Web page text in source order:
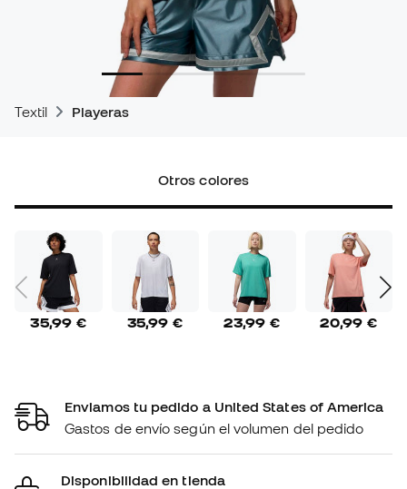
Textil Playeras
Otros colores
35,99 € 35,99 € 23,99 € 20,99 €
Enviamos tu pedido a United States of America
Gastos de envío según el volumen del pedido
Disponibilidad en tienda